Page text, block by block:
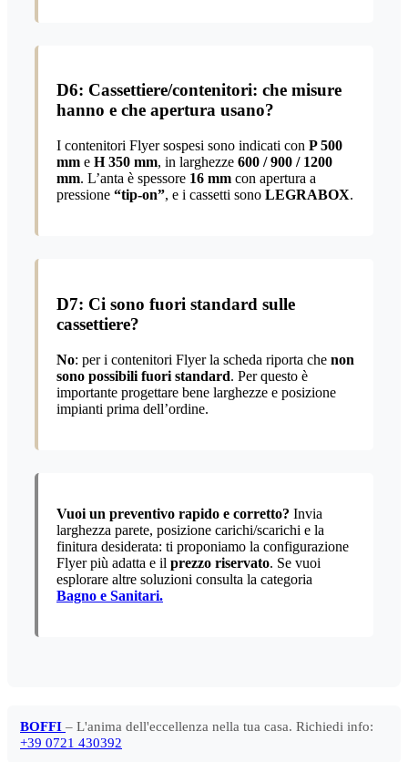
D6: Cassettiere/contenitori: che misure
hanno e che apertura usano?
I contenitori Flyer sospesi sono indicati con P 500
mm e H 350 mm, in larghezze 600 / 900 / 1200
mm. L’anta è spessore 16 mm con apertura a
pressione “tip-on”, e i cassetti sono LEGRABOX.
D7: Ci sono fuori standard sulle
cassettiere?
No: per i contenitori Flyer la scheda riporta che non
sono possibili fuori standard. Per questo è
importante progettare bene larghezze e posizione
impianti prima dell’ordine.
Vuoi un preventivo rapido e corretto? Invia
larghezza parete, posizione carichi/scarichi e la
finitura desiderata: ti proponiamo la configurazione
Flyer più adatta e il prezzo riservato. Se vuoi
esplorare altre soluzioni consulta la categoria
Bagno e Sanitari.
BOFFI – L'anima dell'eccellenza nella tua casa. Richiedi info:
+39 0721 430392